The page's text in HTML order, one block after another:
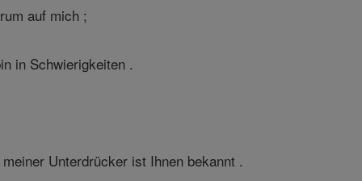
auf mich ;
in Schwierigkeiten .
Unterdrücker ist Ihnen bekannt .